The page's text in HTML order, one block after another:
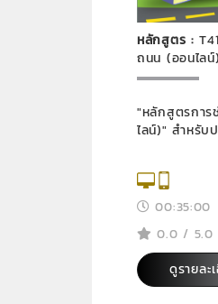
หลักสูตร :
ถนน (ออนไลน์)
"หลักสูตรการ
ไลน์)" สำ
00:35:00
0.0 / 5.0
ดูรายละ